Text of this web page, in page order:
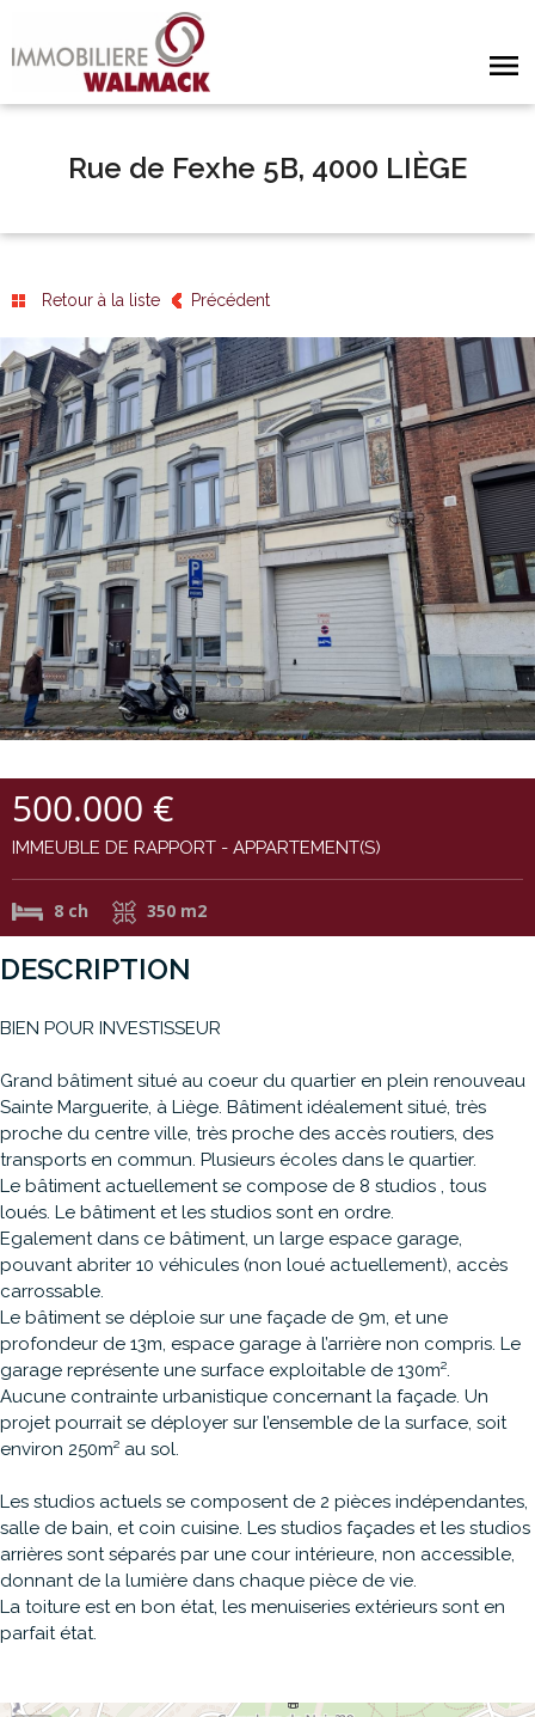
Rue de Fexhe 5B, 4000 LIÈGE
Retour à la liste Précédent
500.000 €
IMMEUBLE DE RAPPORT - APPARTEMENT(S)
8 ch 350 m2
DESCRIPTION
BIEN POUR INVESTISSEUR
Grand bâtiment situé au coeur du quartier en plein renouveau
Sainte Marguerite, à Liège. Bâtiment idéalement situé, très
proche du centre ville, très proche des accès routiers, des
transports en commun. Plusieurs écoles dans le quartier.
Le bâtiment actuellement se compose de 8 studios , tous
loués. Le bâtiment et les studios sont en ordre.
Egalement dans ce bâtiment, un large espace garage,
pouvant abriter 10 véhicules (non loué actuellement), accès
carrossable.
Le bâtiment se déploie sur une façade de 9m, et une
profondeur de 13m, espace garage à l’arrière non compris. Le
garage représente une surface exploitable de 130m².
Aucune contrainte urbanistique concernant la façade. Un
projet pourrait se déployer sur l’ensemble de la surface, soit
environ 250m² au sol.
Les studios actuels se composent de 2 pièces indépendantes,
salle de bain, et coin cuisine. Les studios façades et les studios
arrières sont séparés par une cour intérieure, non accessible,
donnant de la lumière dans chaque pièce de vie.
La toiture est en bon état, les menuiseries extérieurs sont en
parfait état.